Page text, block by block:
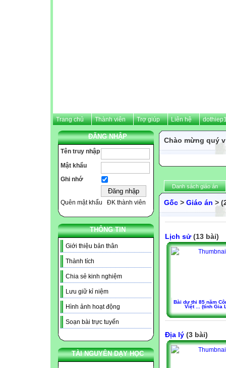
Trang chủ Thành viên Trợ giúp Liên hệ
ĐĂNG NHẬP
Tên truy nhập
Mật khẩu
Ghi nhớ
Quên mật khẩu ĐK thành viên
THÔNG TIN
Giới thiệu bản thân
Thành tích
Chia sẻ kinh nghiệm
Lưu giữ kỉ niệm
Hình ảnh hoạt động
Soạn bài trực tuyến
TÀI NGUYÊN DẠY HỌC
Chào mừng quý
Danh sách giáo án
Gốc > Giáo án >
Lịch sử(13 bài)
Bài dự thi 85 năm
Việt ... (tỉnh Gia
Địa lý (3 bài)